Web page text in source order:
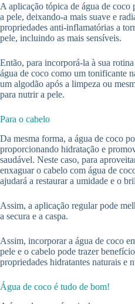
A aplicação tópica de água de
a pele, deixando-a mais suave e
propriedades anti-inflamatórias a
pele, incluindo as mais sensíveis.
Então, para incorporá-la à sua
água de coco como um tonificante
um algodão após a limpeza ou
para nutrir a pele.
Para o cabelo
Da mesma forma, a água de coco
proporcionando hidratação e
saudável. Neste caso, para
enxaguar o cabelo com água de
ajudará a restaurar a umidade e o
Assim, a aplicação regular pode
a secura e a caspa.
Assim, incorporar a água de coco
pele e o cabelo pode trazer
propriedades hidratantes naturais e
Água de coco é tudo de bom!